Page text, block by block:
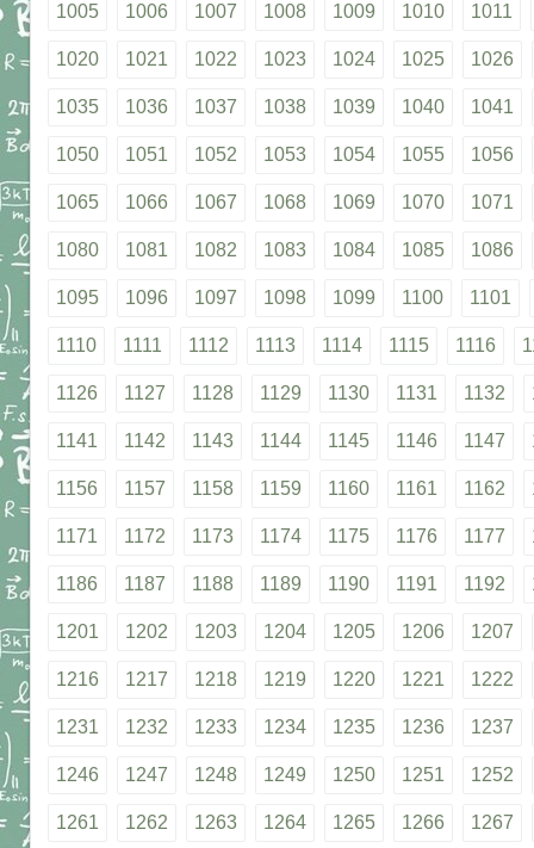
1005 1006 1007 1008 1009 1010 1011
1020 1021 1022 1023 1024 1025 1026
1035 1036 1037 1038 1039 1040 1041
1050 1051 1052 1053 1054 1055 1056
1065 1066 1067 1068 1069 1070 1071
1080 1081 1082 1083 1084 1085 1086
1095 1096 1097 1098 1099 1100 1101
1110 1111 1112 1113 1114 1115 1116
1126 1127 1128 1129 1130 1131 1132
1141 1142 1143 1144 1145 1146 1147
1156 1157 1158 1159 1160 1161 1162
1171 1172 1173 1174 1175 1176 1177
1186 1187 1188 1189 1190 1191 1192
1201 1202 1203 1204 1205 1206 1207
1216 1217 1218 1219 1220 1221 1222
1231 1232 1233 1234 1235 1236 1237
1246 1247 1248 1249 1250 1251 1252
1261 1262 1263 1264 1265 1266 1267